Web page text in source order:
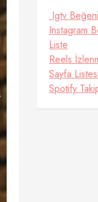
Igtv
Instagram
Liste
Reels
Sayfa Listesi
Spotify